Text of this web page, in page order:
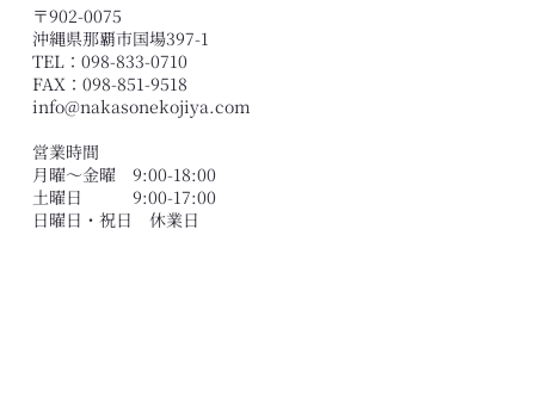
黄麹ってなに？｜沖縄の麹の種類と仲宗
根糀家のものづくり
〒902-0075
沖縄県那覇市国場397-1
TEL：098-833-0710
FAX：098-851-9518
info@nakasonekojiya.com
営業時間
月曜〜金曜 9:00-18:00
土曜日 9:00-17:00
​日曜日・祝日 休業日